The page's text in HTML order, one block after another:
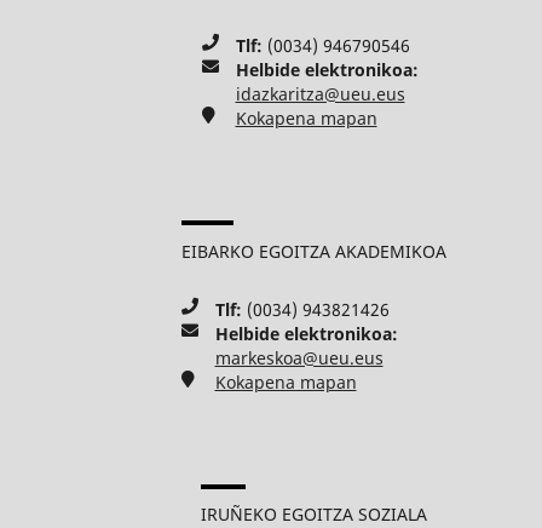
Tlf: (0034) 946790546
Helbide elektronikoa:
idazkaritza@ueu.eus
Kokapena mapan
EIBARKO EGOITZA AKADEMIKOA
Tlf: (0034) 943821426
Helbide elektronikoa:
markeskoa@ueu.eus
Kokapena mapan
IRUÑEKO EGOITZA SOZIALA